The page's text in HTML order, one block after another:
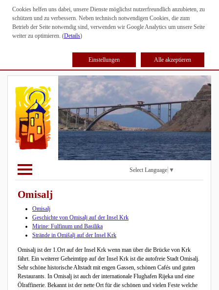
Cookies helfen uns dabei, unsere Dienste möglichst nutzerfreundlich anzubieten, zu
schützen und zu verbessern. Neben technisch notwendigen Cookies, die zum
Betrieb der Seite notwendig sind, verwenden wir Google Analytics um unsere Seite
weiter zu optimieren. (Details)
Einstellungen Alle akzeptieren
Select Language ▼
Omisalj
Omisalj
Geschichte von Omisalj auf der Insel Krk
Mirine: Fulfinum und Basilika
Strände in Omišalj auf der Insel Krk
Omisalj ist der 1.Ort auf der Insel Krk wenn man über die Brücke von Krk
fährt. Ein weiterer Geheimtipp auf der Insel Krk ist die autofreie Stadt Omisalj.
Sehr schöne historische Altstadt mit engen Gassen, schönen Cafés und guten
Restaurants. In Omisalj ist auch der internationale Flughafen Rijeka und eine
Ölraffinerie. Bekannt ist der nette Ort für die schönen und vielen Feste welche